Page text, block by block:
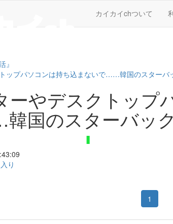
カイカイchついて
』
ップパソコンは持ち込まないで……韓国のスターバ
ーやデスクトップ
国のスターバッ
り
1